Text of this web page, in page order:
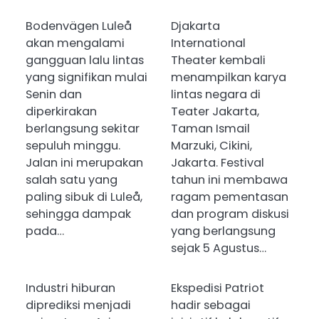
Bodenvägen Luleå
akan mengalami
gangguan lalu lintas
yang signifikan mulai
Senin dan
diperkirakan
berlangsung sekitar
sepuluh minggu.
Jalan ini merupakan
salah satu yang
paling sibuk di Luleå,
sehingga dampak
pada…
Djakarta
International
Theater kembali
menampilkan karya
lintas negara di
Teater Jakarta,
Taman Ismail
Marzuki, Cikini,
Jakarta. Festival
tahun ini membawa
ragam pementasan
dan program diskusi
yang berlangsung
sejak 5 Agustus…
Industri hiburan
diprediksi menjadi
Ekspedisi Patriot
hadir sebagai